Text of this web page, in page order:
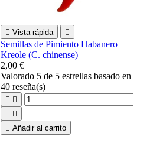
 Vista rápida 
Semillas de Pimiento Habanero
Kreole (C. chinense)
2,00 €
Valorado 5 de 5 estrellas basado en
40 reseña(s)
 
 
 Añadir al carrito